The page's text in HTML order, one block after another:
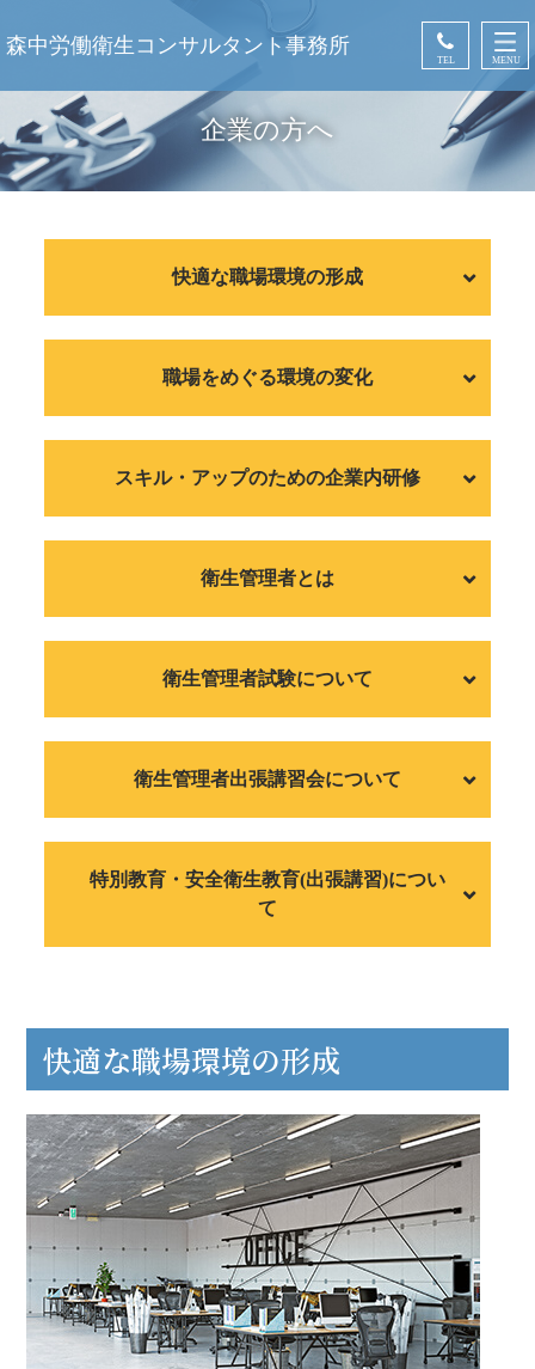
森中労働衛生コンサルタント事務所
TEL MENU
企業の方へ
快適な職場環境の形成
職場をめぐる環境の変化
スキル・アップのための企業内研修
衛生管理者とは
衛生管理者試験について
衛生管理者出張講習会について
特別教育・安全衛生教育(出張講習)につい
て
快適な職場環境の形成